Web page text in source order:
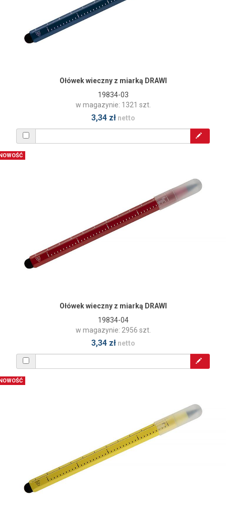
Ołówek wieczny z miarką DRAWI
19834-03
w magazynie: 1321 szt.
3,34 złnetto
Ołówek wieczny z miarką DRAWI
19834-04
w magazynie: 2956 szt.
3,34 złnetto